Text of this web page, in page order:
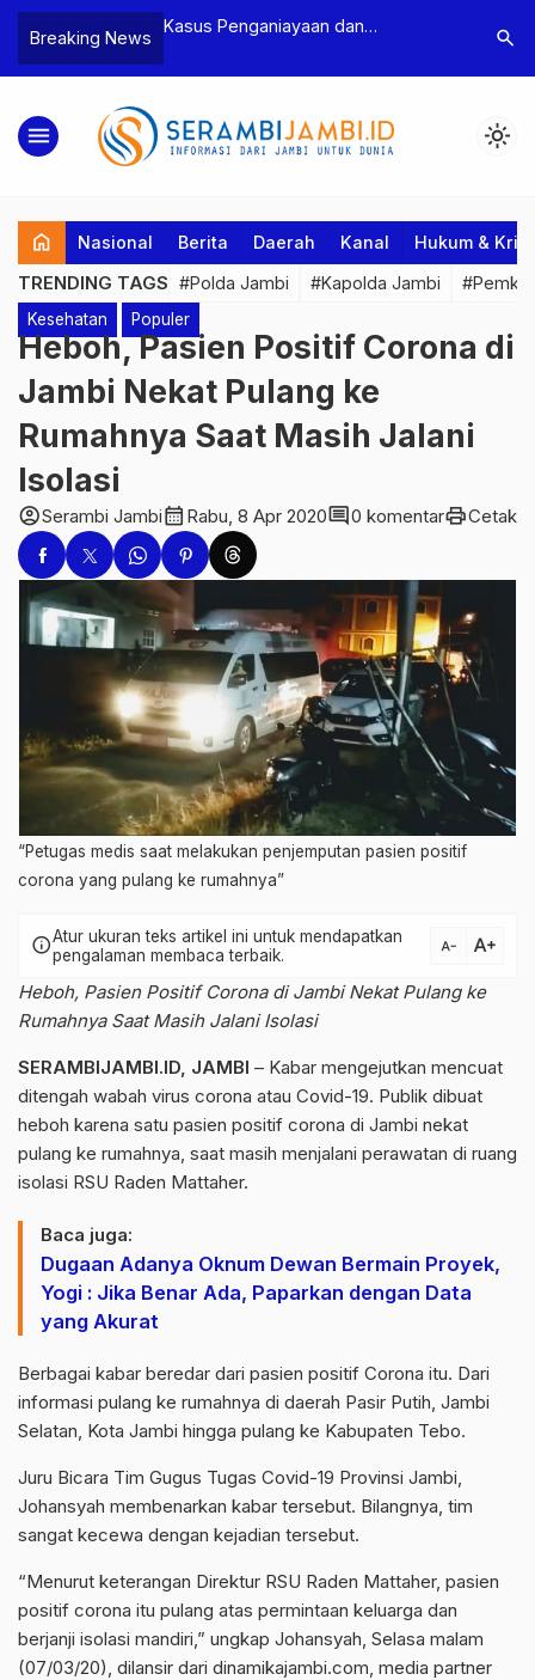
Breaking News
Ketua BPD, Polres
Dua Tersangka
Polres Tebo Ungkap Kasus
Dua Pelaku Pengeroyokan di Sumay
search
menu light_mode
home Nasional Berita Daerah Kanal Hukum &
TRENDING TAGS #Polda Jambi #Kapolda Jambi
Kesehatan Populer
Heboh, Pasien Positif Corona di
Jambi Nekat Pulang ke
Rumahnya Saat Masih Jalani
Isolasi
account_circleSerambi Jambicalendar_month Rabu, 8 Apr 2020comment0 komentarprintCetak
“Petugas medis saat melakukan penjemputan pasien positif
corona yang pulang ke rumahnya”
infoAtur ukuran teks artikel ini untuk mendapatkan
pengalaman membaca terbaik.
text_decrease text_increase
Heboh, Pasien Positif Corona di Jambi Nekat Pulang ke
Rumahnya Saat Masih Jalani Isolasi
SERAMBIJAMBI.ID, JAMBI – Kabar mengejutkan mencuat
ditengah wabah virus corona atau Covid-19. Publik dibuat
heboh karena satu pasien positif corona di Jambi nekat
pulang ke rumahnya, saat masih menjalani perawatan di ruang
isolasi RSU Raden Mattaher.
Baca juga:
Dugaan Adanya Oknum Dewan Bermain Proyek,
Yogi : Jika Benar Ada, Paparkan dengan Data
yang Akurat
Berbagai kabar beredar dari pasien positif Corona itu. Dari
informasi pulang ke rumahnya di daerah Pasir Putih, Jambi
Selatan, Kota Jambi hingga pulang ke Kabupaten Tebo.
Juru Bicara Tim Gugus Tugas Covid-19 Provinsi Jambi,
Johansyah membenarkan kabar tersebut. Bilangnya, tim
sangat kecewa dengan kejadian tersebut.
“Menurut keterangan Direktur RSU Raden Mattaher, pasien
positif corona itu pulang atas permintaan keluarga dan
berjanji isolasi mandiri,” ungkap Johansyah, Selasa malam
(07/03/20), dilansir dari dinamikajambi.com, media partner